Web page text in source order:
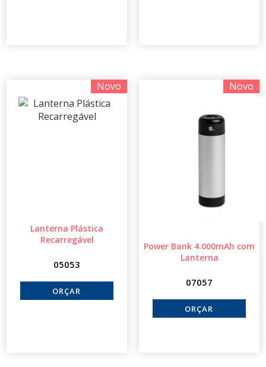
Novo
Lanterna Plástica
Recarregável
05053
Novo
Power Bank 4.000mAh com
Lanterna
07057